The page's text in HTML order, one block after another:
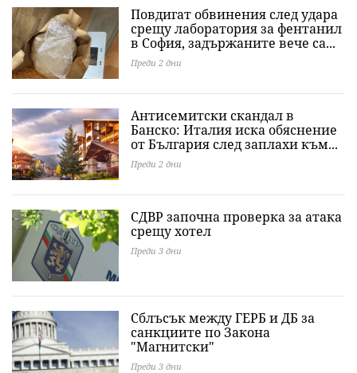
Повдигат обвинения след удара
срещу лаборатория за фентанил
в София, задържаните вече са...
Преди 2 дни
Антисемитски скандал в
Банско: Италия иска обяснение
от България след заплахи към...
Преди 2 дни
СДВР започна проверка за атака
срещу хотел
Преди 3 дни
Сблъсък между ГЕРБ и ДБ за
санкциите по Закона
"Магнитски"
Преди 3 дни